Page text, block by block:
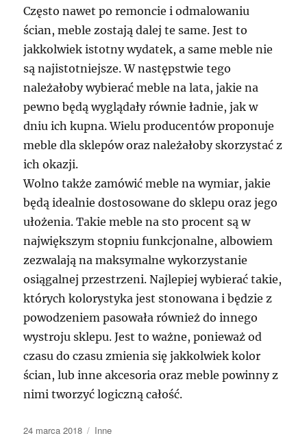
Często nawet po remoncie i odmalowaniu
ścian, meble zostają dalej te same. Jest to
jakkolwiek istotny wydatek, a same meble nie
są najistotniejsze. W następstwie tego
należałoby wybierać meble na lata, jakie na
pewno będą wyglądały równie ładnie, jak w
dniu ich kupna. Wielu producentów proponuje
meble dla sklepów oraz należałoby skorzystać z
ich okazji.
Wolno także zamówić meble na wymiar, jakie
będą idealnie dostosowane do sklepu oraz jego
ułożenia. Takie meble na sto procent są w
największym stopniu funkcjonalne, albowiem
zezwalają na maksymalne wykorzystanie
osiągalnej przestrzeni. Najlepiej wybierać takie,
których kolorystyka jest stonowana i będzie z
powodzeniem pasowała również do innego
wystroju sklepu. Jest to ważne, ponieważ od
czasu do czasu zmienia się jakkolwiek kolor
ścian, lub inne akcesoria oraz meble powinny z
nimi tworzyć logiczną całość.
Data
24 marca 2018 Kategorie
Inne